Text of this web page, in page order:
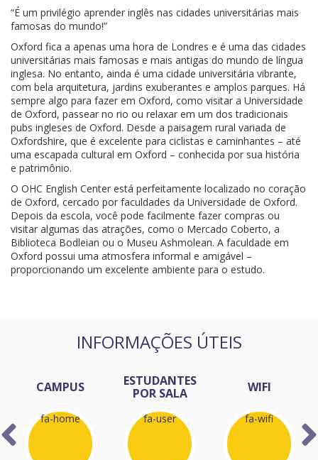
“É um privilégio aprender inglês nas cidades universitárias mais
famosas do mundo!”
Oxford fica a apenas uma hora de Londres e é uma das cidades
universitárias mais famosas e mais antigas do mundo de língua
inglesa. No entanto, ainda é uma cidade universitária vibrante,
com bela arquitetura, jardins exuberantes e amplos parques. Há
sempre algo para fazer em Oxford, como visitar a Universidade
de Oxford, passear no rio ou relaxar em um dos tradicionais
pubs ingleses de Oxford. Desde a paisagem rural variada de
Oxfordshire, que é excelente para ciclistas e caminhantes – até
uma escapada cultural em Oxford – conhecida por sua história
e patrimônio.
O OHC English Center está perfeitamente localizado no coração
de Oxford, cercado por faculdades da Universidade de Oxford.
Depois da escola, você pode facilmente fazer compras ou
visitar algumas das atrações, como o Mercado Coberto, a
Biblioteca Bodleian ou o Museu Ashmolean. A faculdade em
Oxford possui uma atmosfera informal e amigável –
proporcionando um excelente ambiente para o estudo.
INFORMAÇÕES ÚTEIS
CAMPUS
fa-home
ESTUDANTES
POR SALA
fa-user
WIFI
fa-wifi